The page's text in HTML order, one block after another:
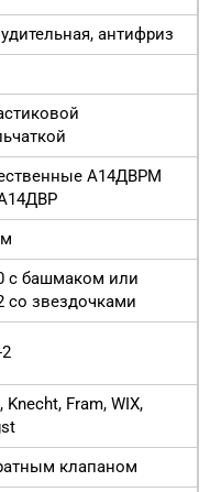
антифриз
А14ДВРМ
с башмаком или
со звездочками
Knecht, Fram, WIX,
клапаном